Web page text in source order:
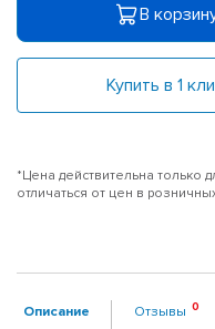
В
Купить в 1
*Цена действительна только
отличаться от цен в
Описание Отзывы